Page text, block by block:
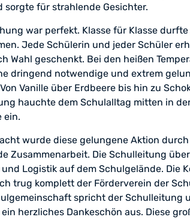
sorgte für strahlende Gesichter.
war perfekt. Klasse für Klasse
Jede Schülerin und jeder Schüler
Wahl geschenkt. Bei den heißen
dringend notwendige und extrem
Vanille über Erdbeere bis hin zu
hauchte dem Schulalltag mitten in
ein.
wurde diese gelungene Aktion
Zusammenarbeit. Die Schulleitung
Logistik auf dem Schulgelände. Die
trug komplett der Förderverein der
spricht der Schulleitung
herzliches Dankeschön aus. Diese